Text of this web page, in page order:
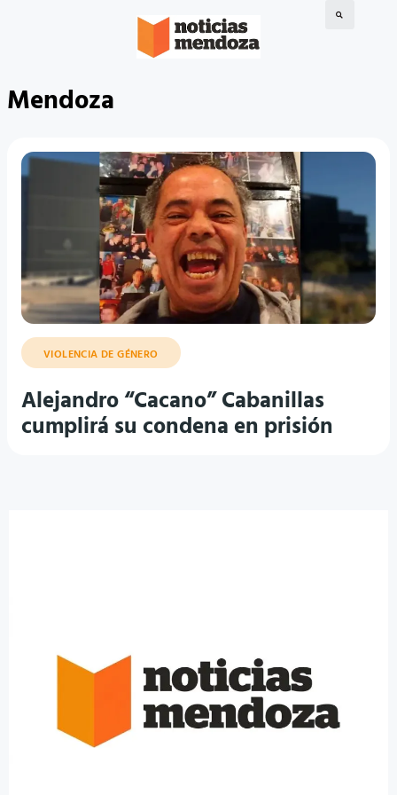
Mendoza
VIOLENCIA DE GÉNERO
Alejandro “Cacano” Cabanillas
cumplirá su condena en prisión